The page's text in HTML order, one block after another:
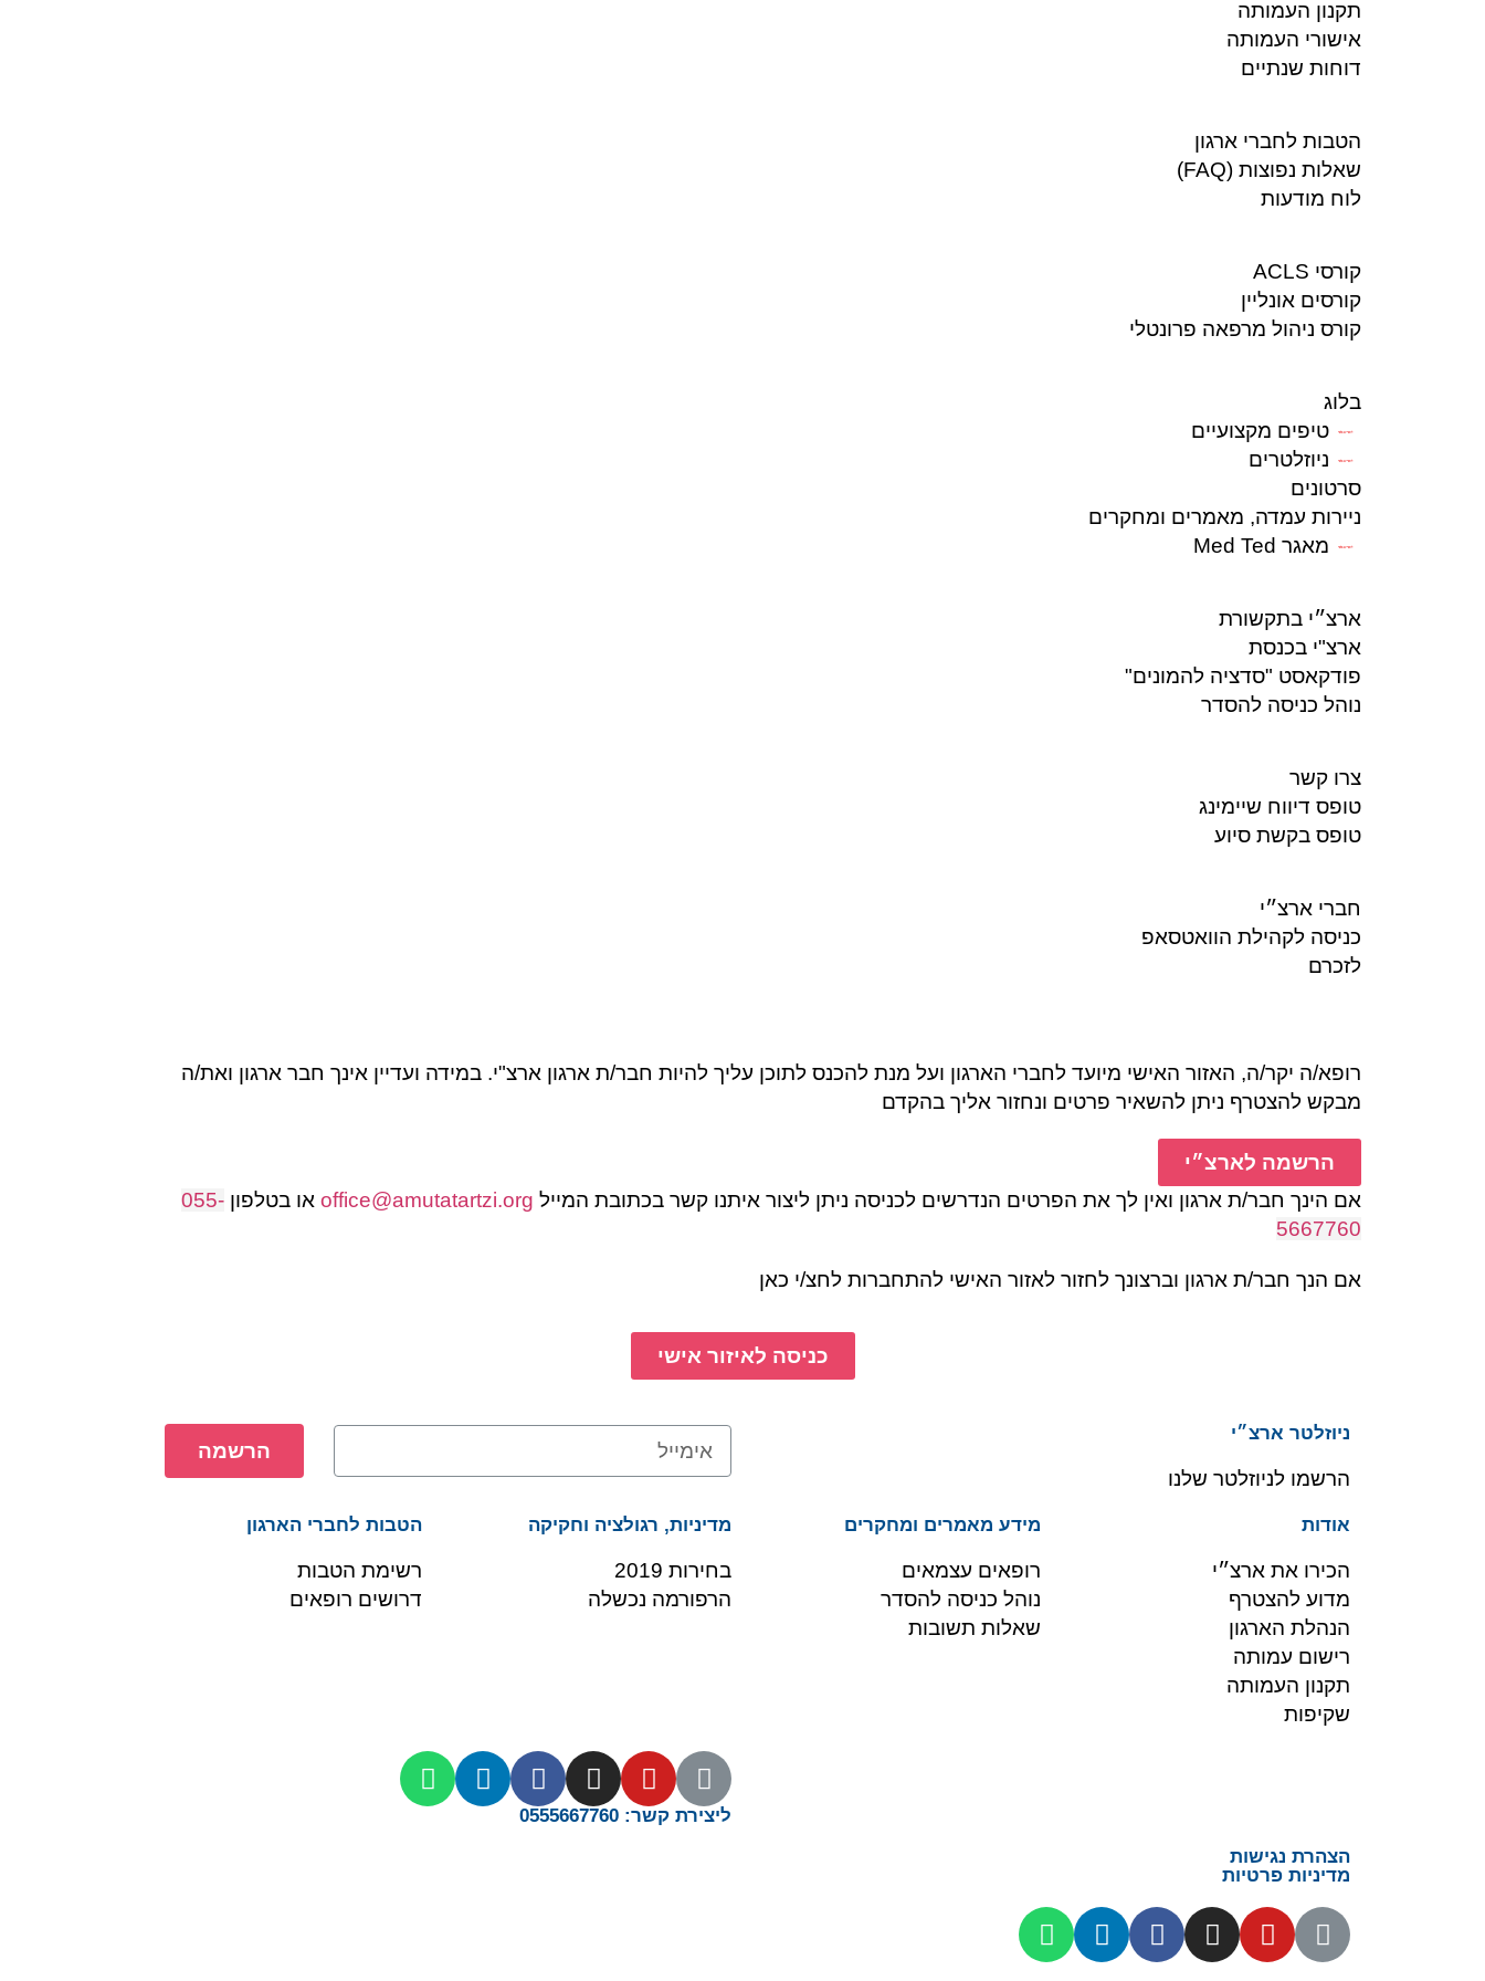
תקנון העמותה
אישורי העמותה
דוחות שנתיים
הטבות לחברי ארגון
שאלות נפוצות (FAQ)
לוח מודעות
קורסי ACLS
קורסים אונליין
קורס ניהול מרפאה פרונטלי
בלוג
לחברים בלבד טיפים מקצועיים
לחברים בלבד
ניוזלטרים
סרטונים
ניירות עמדה, מאמרים ומחקרים
לחברים בלבד מאגר Med Ted
ארצ״י בתקשורת
ארצ"י בכנסת
פודקאסט "סדציה להמונים"
נוהל כניסה להסדר
צרו קשר
טופס דיווח שיימינג
טופס בקשת סיוע
חברי ארצ״י
כניסה לקהילת הוואטסאפ
לזכרם
רופא/ה יקר/ה, האזור האישי מיועד לחברי הארגון ועל מנת להכנס לתוכן עליך להיות חבר/ת ארגון ארצ"י. במידה ועדיין אינך חבר ארגון ואת/ה
מבקש להצטרף ניתן להשאיר פרטים ונחזור אליך בהקדם
הרשמה לארצ״י
אם הינך חבר/ת ארגון ואין לך את הפרטים הנדרשים לכניסה ניתן ליצור איתנו קשר בכתובת המייל office@amutatartzi.org או בטלפון 055-
5667760
אם הנך חבר/ת ארגון וברצונך לחזור לאזור האישי להתחברות לחצ/י כאן
כניסה לאיזור אישי
ניוזלטר ארצ״י
הרשמו לניוזלטר שלנו
הרשמה
אודות
הכירו את ארצ״י
מדוע להצטרף
הנהלת הארגון
רישום עמותה
תקנון העמותה
שקיפות
מידע מאמרים ומחקרים
רופאים עצמאים
נוהל כניסה להסדר
שאלות תשובות
מדיניות, רגולציה וחקיקה
בחירות 2019
הרפורמה נכשלה
הטבות לחברי הארגון
רשימת הטבות
דרושים רופאים
ליצירת קשר: 0555667760
הצהרת נגישות
מדיניות פרטיות